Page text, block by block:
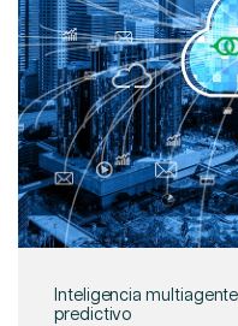
Inteligencia
predictivo